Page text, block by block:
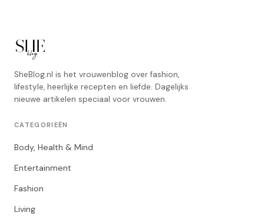
SheBlog.nl is het vrouwenblog over fashion,
lifestyle, heerlijke recepten en liefde. Dagelijks
nieuwe artikelen speciaal voor vrouwen.
CATEGORIEËN
Body, Health & Mind
Entertainment
Fashion
Living